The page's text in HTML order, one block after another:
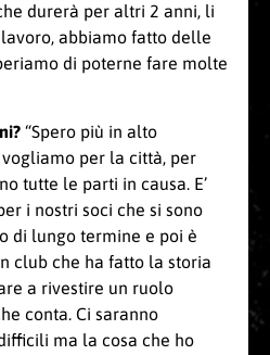
durerà per altri 2 anni, li
abbiamo fatto delle
di poterne fare molte
“Spero più in alto
vogliamo per la città, per
tutte le parti in causa. E’
i nostri soci che si sono
di lungo termine e poi è
club che ha fatto la storia
a rivestire un ruolo
conta. Ci saranno
ma la cosa che ho